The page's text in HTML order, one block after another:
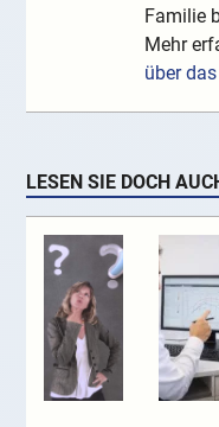
Familie
Mehr
über
LESEN SIE DOCH